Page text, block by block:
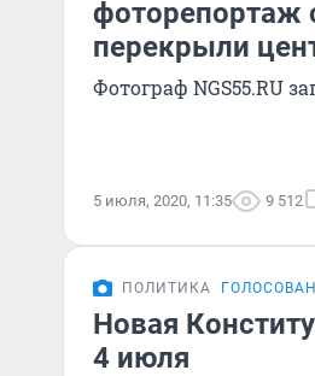
фоторепортаж
перекрыли
Фотограф NGS55.RU
5 июля, 2020, 11:35 9 512
ПОЛИТИКА
Новая
4 июля